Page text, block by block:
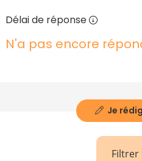
Délai de réponse
N'a pas encore
Je
Filtrer